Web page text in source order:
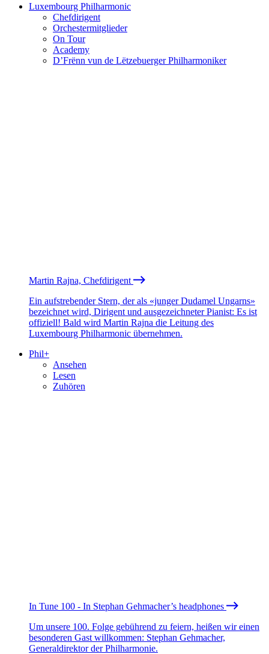
Luxembourg Philharmonic
Chefdirigent
Orchestermitglieder
On Tour
Academy
D’Frënn vun de Lëtzebuerger Philharmoniker
Martin Rajna, Chefdirigent
Ein aufstrebender Stern, der als «junger Dudamel Ungarns»
bezeichnet wird, Dirigent und ausgezeichneter Pianist: Es ist
offiziell! Bald wird Martin Rajna die Leitung des
Luxembourg Philharmonic übernehmen.
Phil+
Ansehen
Lesen
Zuhören
In Tune 100 - In Stephan Gehmacher’s headphones
Um unsere 100. Folge gebührend zu feiern, heißen wir einen
besonderen Gast willkommen: Stephan Gehmacher,
Generaldirektor der Philharmonie.